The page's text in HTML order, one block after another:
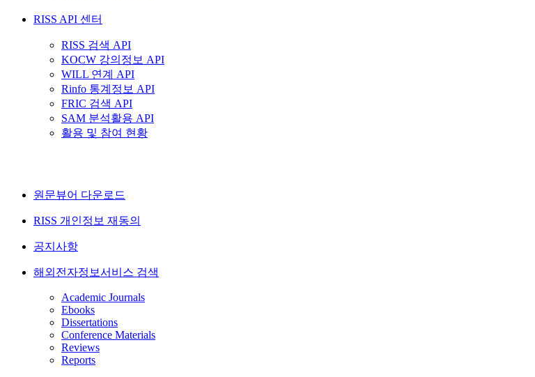
RISS API 센터
RISS 검색 API
KOCW 강의정보 API
WILL 연계 API
Rinfo 통계정보 API
FRIC 검색 API
SAM 분석활용 API
활용 및 참여 현황
원문뷰어 다운로드
RISS 개인정보 재동의
공지사항
해외전자정보서비스 검색
Academic Journals
Ebooks
Dissertations
Conference Materials
Reviews
Reports